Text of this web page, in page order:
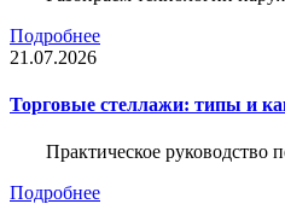
Подробнее
21.07.2026
Торговые стеллажи: типы и
Практическое руководство
Подробнее